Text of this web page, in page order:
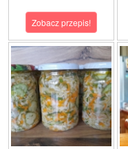
Zobacz przepis!